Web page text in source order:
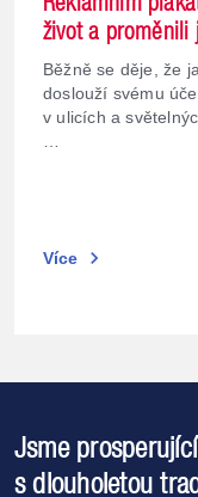
život a proměnili
vystřihovánky
Běžně se děje, že
doslouží svému
v ulicích a
Více chevron_right
Jsme
s dlouholetou